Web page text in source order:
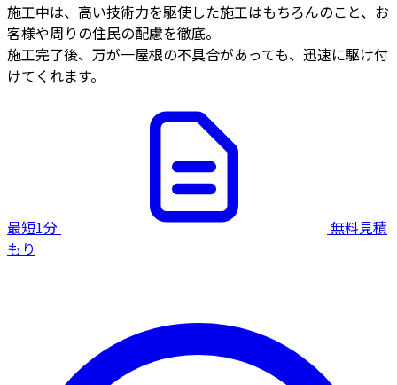
施工中は、高い技術力を駆使した施工はもちろんのこと、お
客様や周りの住民の配慮を徹底。
施工完了後、万が一屋根の不具合があっても、迅速に駆け付
けてくれます。
最短1分
無料見積
もり